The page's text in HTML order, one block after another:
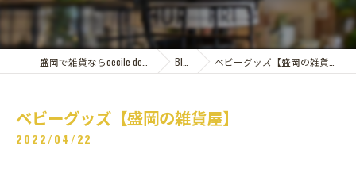
Blog ベビーグッズ【盛岡の雑貨屋】
ベビーグッズ【盛岡の雑貨屋】
2022/04/22